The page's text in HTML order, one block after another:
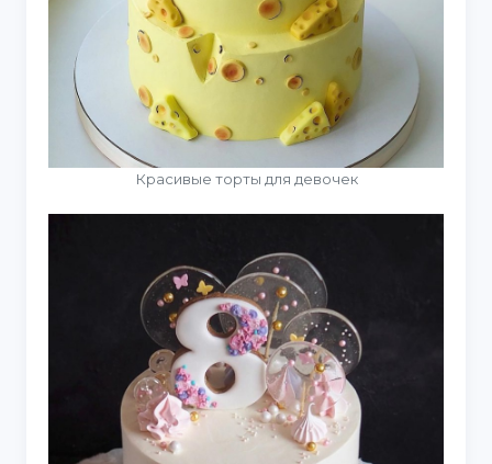
Красивые торты для девочек